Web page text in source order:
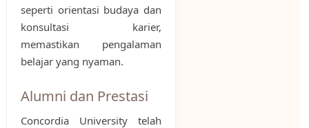
seperti orientasi budaya dan
konsultasi karier,
memastikan pengalaman
belajar yang nyaman.
Alumni dan Prestasi
Concordia University telah